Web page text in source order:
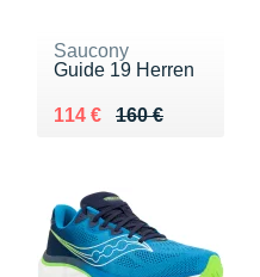
Saucony
Guide 19 Herren
160 €
Au lieu de 160 €
114 €
Vendu 114 €